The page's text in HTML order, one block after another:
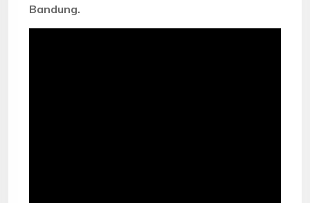
Bandung.